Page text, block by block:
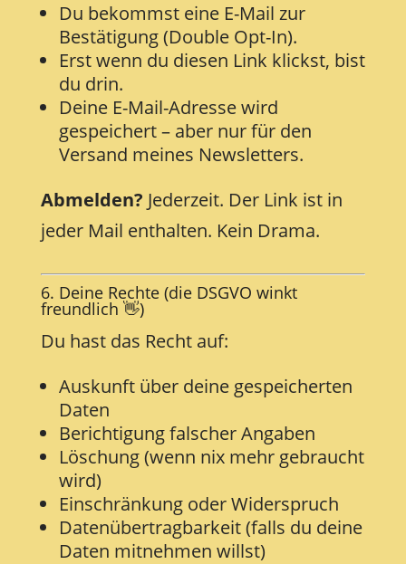
Du bekommst eine E-Mail zur
Bestätigung (Double Opt-In).
Erst wenn du diesen Link klickst, bist
du drin.
Deine E-Mail-Adresse wird
gespeichert – aber nur für den
Versand meines Newsletters.
Abmelden? Jederzeit. Der Link ist in
jeder Mail enthalten. Kein Drama.
6. Deine Rechte (die DSGVO winkt
freundlich 👋)
Du hast das Recht auf:
Auskunft über deine gespeicherten
Daten
Berichtigung falscher Angaben
Löschung (wenn nix mehr gebraucht
wird)
Einschränkung oder Widerspruch
Datenübertragbarkeit (falls du deine
Daten mitnehmen willst)